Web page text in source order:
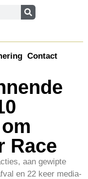
Contact
Race
aan gewipte
en 22 keer media-